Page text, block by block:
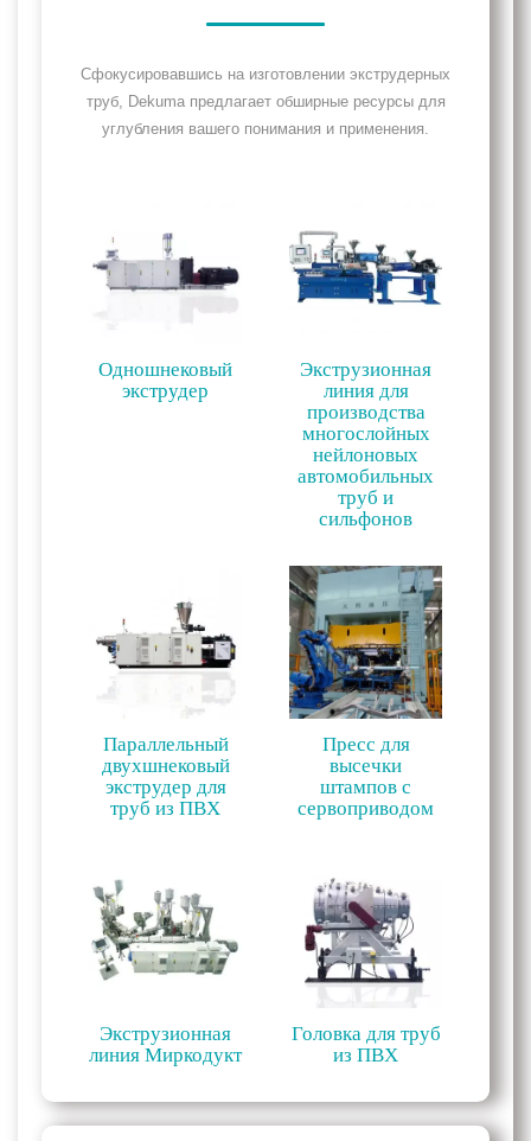
Сфокусировавшись на изготовлении экструдерных
труб, Dekuma предлагает обширные ресурсы для
углубления вашего понимания и применения.
Одношнековый
экструдер
Экструзионная
линия для
производства
многослойных
нейлоновых
автомобильных
труб и
сильфонов
Параллельный
двухшнековый
экструдер для
труб из ПВХ
Пресс для
высечки
штампов с
сервоприводом
Экструзионная
линия Миркодукт
Головка для труб
из ПВХ